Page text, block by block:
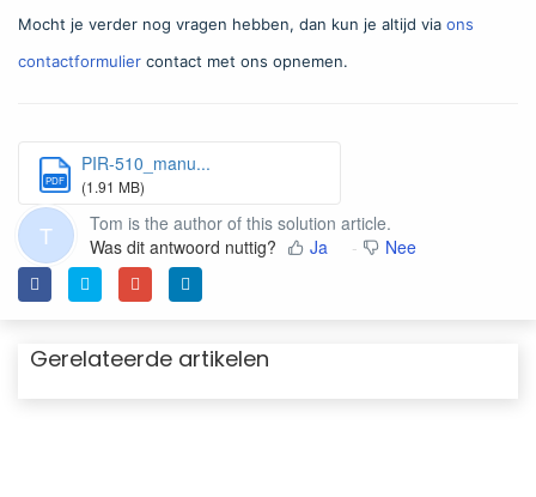
Mocht je verder nog vragen hebben, dan kun je altijd via ons
contactformulier contact met ons opnemen.
PDF
PIR-510_manu...
(1.91 MB)
T
Tom is the author of this solution article.
Was dit antwoord nuttig?
Ja Nee
Gerelateerde artikelen